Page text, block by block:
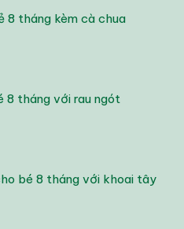
8 tháng kèm cà chua
8 tháng với rau ngót
bé 8 tháng với khoai tây